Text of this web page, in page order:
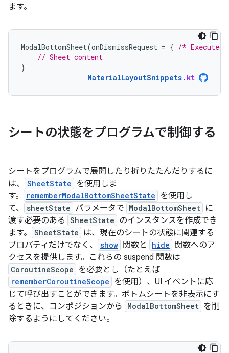
ます。
ModalBottomSheet(onDismissRequest = { /* Executed
// Sheet content
}
MaterialLayoutSnippets. kt
シートの状態をプログラムで制御する
シートをプログラムで展開したり折りたたんだりするに
は、
SheetState を使用しま
す。
rememberModalBottomSheetState を使用し
て、
sheetState パラメータで ModalBottomSheet に
渡す必要のある SheetState のインスタンスを作成でき
ます。
SheetState は、現在のシートの状態に関連する
プロパティだけでなく、
show 関数と hide 関数へのア
クセスを提供します。これらの suspend 関数は
CoroutineScope を必要とし（たとえば
rememberCoroutineScope を使用）、UI イベントに応
じて呼び出すことができます。ボトムシートを非表示にす
るときに、コンポジションから
ModalBottomSheet を削
除するようにしてください。